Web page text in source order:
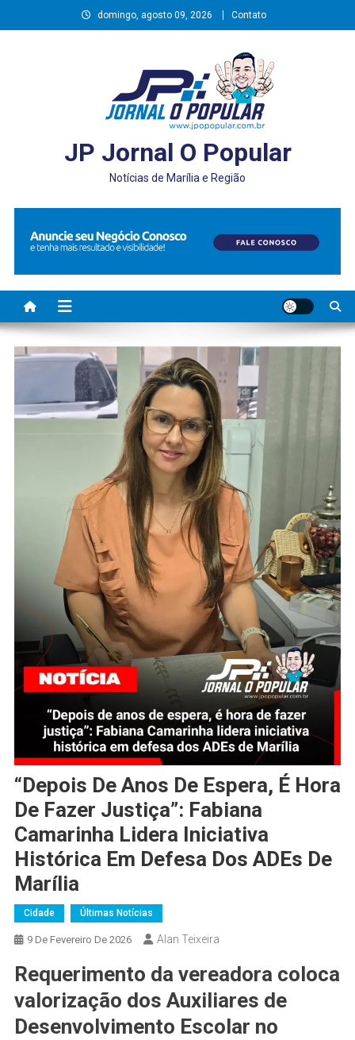
to
domingo, agosto 09, 2026 Contato
JP Jornal O Popular
Notícias de Marília e Região
“Depois De Anos De Espera, É Hora
De Fazer Justiça”: Fabiana
Camarinha Lidera Iniciativa
Histórica Em Defesa Dos ADEs De
Marília
Cidade Últimas Notícias
9 De Fevereiro De 2026 Alan Teixeira
Requerimento da vereadora coloca
valorização dos Auxiliares de
Desenvolvimento Escolar no